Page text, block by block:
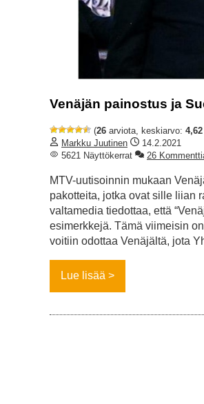
Venäjän painostus ja
(26 arviota, keskiarvo: 4,62
Markku Juutinen
14.2.2021
5621 Näyttökerrat
26
MTV-uutisoinnin mukaan
pakotteita, jotka ovat sille liian
valtamedia tiedottaa, että
esimerkkejä. Tämä viimeisin
voitiin odottaa Venäjältä, jota
Lue lisää